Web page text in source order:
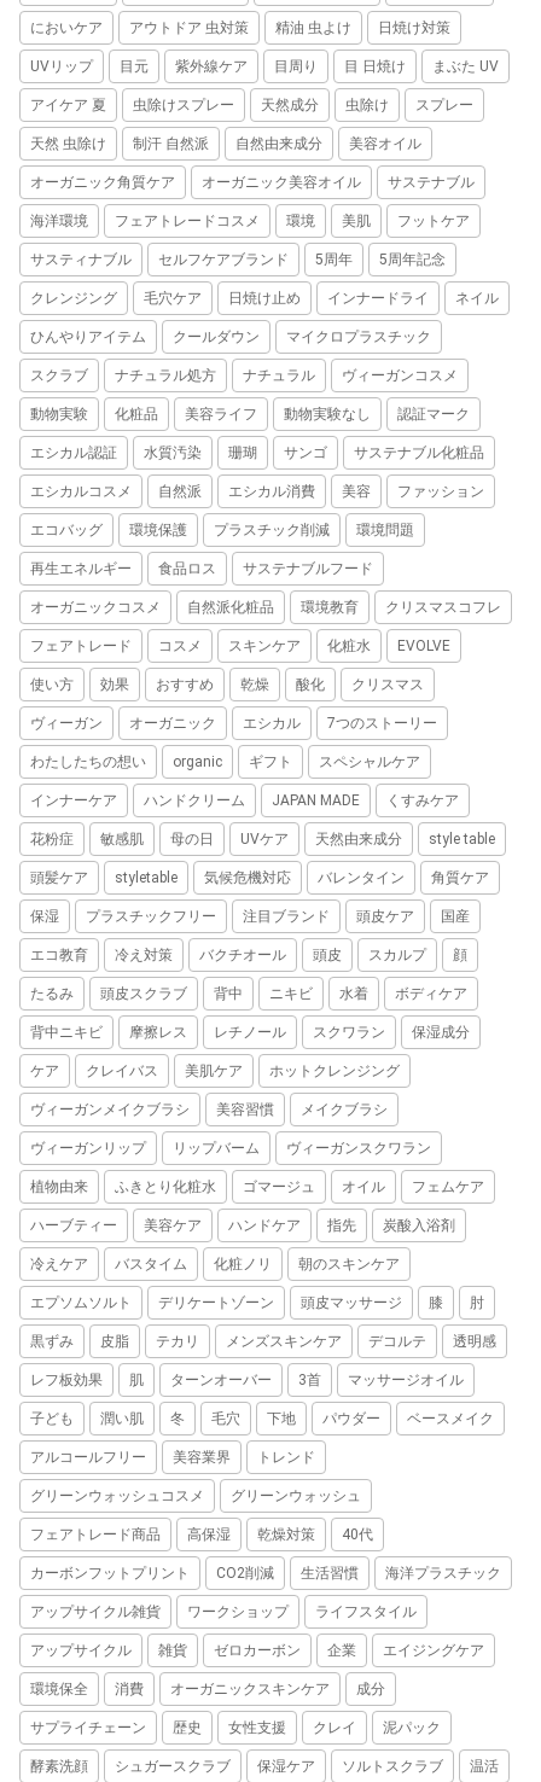
においケア アウトドア 虫対策 精油 虫よけ 日焼け対策
UVリップ 目元 紫外線ケア 目周り 目 日焼け まぶた UV
アイケア 夏 虫除けスプレー 天然成分 虫除け スプレー
天然 虫除け 制汗 自然派 自然由来成分 美容オイル
オーガニック角質ケア オーガニック美容オイル サステナブル
海洋環境 フェアトレードコスメ 環境 美肌 フットケア
サスティナブル セルフケアブランド 5周年 5周年記念
クレンジング 毛穴ケア 日焼け止め インナードライ ネイル
ひんやりアイテム クールダウン マイクロプラスチック
スクラブ ナチュラル処方 ナチュラル ヴィーガンコスメ
動物実験 化粧品 美容ライフ 動物実験なし 認証マーク
エシカル認証 水質汚染 珊瑚 サンゴ サステナブル化粧品
エシカルコスメ 自然派 エシカル消費 美容 ファッション
エコバッグ 環境保護 プラスチック削減 環境問題
再生エネルギー 食品ロス サステナブルフード
オーガニックコスメ 自然派化粧品 環境教育 クリスマスコフレ
フェアトレード コスメ スキンケア 化粧水 EVOLVE
使い方 効果 おすすめ 乾燥 酸化 クリスマス
ヴィーガン オーガニック エシカル 7つのストーリー
わたしたちの想い organic ギフト スペシャルケア
インナーケア ハンドクリーム JAPAN MADE くすみケア
花粉症 敏感肌 母の日 UVケア 天然由来成分 style table
頭髪ケア styletable 気候危機対応 バレンタイン 角質ケア
保湿 プラスチックフリー 注目ブランド 頭皮ケア 国産
エコ教育 冷え対策 バクチオール 頭皮 スカルプ 顔
たるみ 頭皮スクラブ 背中 ニキビ 水着 ボディケア
背中ニキビ 摩擦レス レチノール スクワラン 保湿成分
ケア クレイバス 美肌ケア ホットクレンジング
ヴィーガンメイクブラシ 美容習慣 メイクブラシ
ヴィーガンリップ リップバーム ヴィーガンスクワラン
植物由来 ふきとり化粧水 ゴマージュ オイル フェムケア
ハーブティー 美容ケア ハンドケア 指先 炭酸入浴剤
冷えケア バスタイム 化粧ノリ 朝のスキンケア
エプソムソルト デリケートゾーン 頭皮マッサージ 膝 肘
黒ずみ 皮脂 テカリ メンズスキンケア デコルテ 透明感
レフ板効果 肌 ターンオーバー 3首 マッサージオイル
子ども 潤い肌 冬 毛穴 下地 パウダー ベースメイク
アルコールフリー 美容業界 トレンド
グリーンウォッシュコスメ グリーンウォッシュ
フェアトレード商品 高保湿 乾燥対策 40代
カーボンフットプリント CO2削減 生活習慣 海洋プラスチック
アップサイクル雑貨 ワークショップ ライフスタイル
アップサイクル 雑貨 ゼロカーボン 企業 エイジングケア
環境保全 消費 オーガニックスキンケア 成分
サプライチェーン 歴史 女性支援 クレイ 泥パック
酵素洗顔 シュガースクラブ 保湿ケア ソルトスクラブ 温活